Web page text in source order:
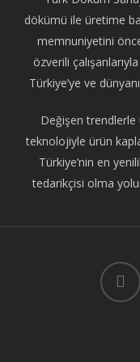
dökümü ile üretime
memnuniyetini
özverili
Türkiye’ye ve
Değişen trendlerle
teknolojiyle ürün
Türkiye’nin en
tedarikçisi olma
facebook